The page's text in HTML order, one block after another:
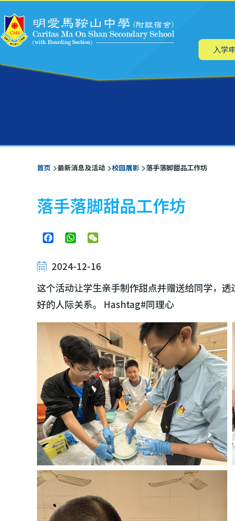
主
航 入学
面
包
屑
首页 最新消息及活动 校园展影 落手落脚甜品工作坊
落手落脚甜品工作坊
FacebookWhatsApp
2024-12-16
这个活动让学生亲手制作甜点并赠送给同学，
好的人际关系。 Hashtag#同理心